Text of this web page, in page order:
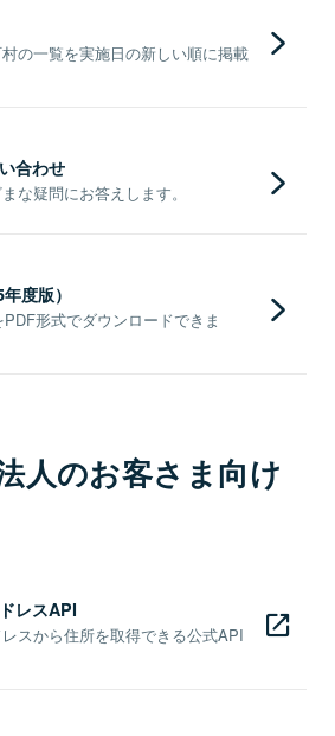
の一覧を実施日の新しい順に掲載
合わせ
な疑問にお答えします。
度版）
形式でダウンロードできま
人のお客さま向け
レスAPI
スから住所を取得できる公式API